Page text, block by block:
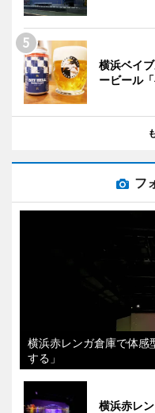
横浜ベイ
ービール
フ
横浜赤レンガ倉庫で体感
する」
横浜赤レ